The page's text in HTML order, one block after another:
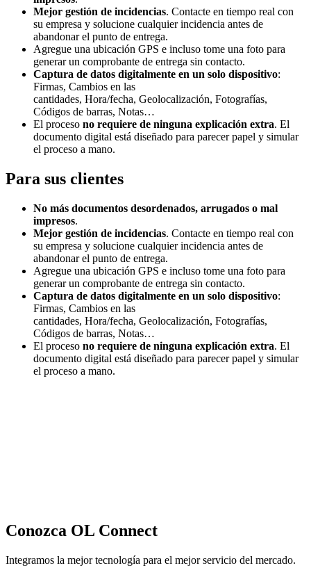
Mejor gestión de incidencias. Contacte en tiempo real con
su empresa y solucione cualquier incidencia antes de
abandonar el punto de entrega.
Agregue una ubicación GPS e incluso tome una foto para
generar un comprobante de entrega sin contacto.
Captura de datos digitalmente en un solo dispositivo:
Firmas, Cambios en las
cantidades, Hora/fecha, Geolocalización, Fotografías,
Códigos de barras, Notas…
El proceso no requiere de ninguna explicación extra. El
documento digital está diseñado para parecer papel y simular
el proceso a mano.
Para sus clientes
No más documentos desordenados, arrugados o mal
impresos.
Mejor gestión de incidencias. Contacte en tiempo real con
su empresa y solucione cualquier incidencia antes de
abandonar el punto de entrega.
Agregue una ubicación GPS e incluso tome una foto para
generar un comprobante de entrega sin contacto.
Captura de datos digitalmente en un solo dispositivo:
Firmas, Cambios en las
cantidades, Hora/fecha, Geolocalización, Fotografías,
Códigos de barras, Notas…
El proceso no requiere de ninguna explicación extra. El
documento digital está diseñado para parecer papel y simular
el proceso a mano.
Conozca OL Connect
Integramos la mejor tecnología para el mejor servicio del mercado.